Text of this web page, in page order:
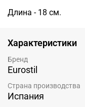
Длина - 18 см.
Характеристики
Бренд
Eurostil
Страна производства
Испания